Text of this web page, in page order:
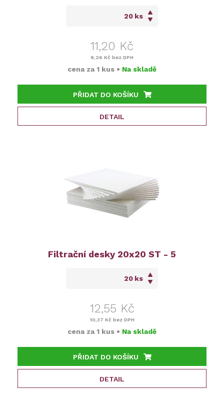
ks
11,20 Kč
9,26 Kč bez DPH
cena za 1 kus • Na skladě
PŘIDAT DO KOŠÍKU
DETAIL
Filtrační desky 20x20 ST - 5
ks
12,55 Kč
10,37 Kč bez DPH
cena za 1 kus • Na skladě
PŘIDAT DO KOŠÍKU
DETAIL